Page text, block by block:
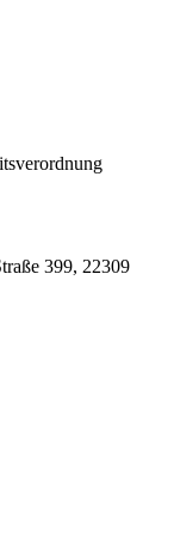
399, 22309